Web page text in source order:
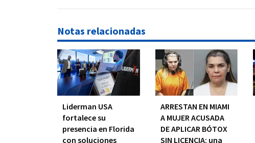
Notas relacionadas
Liderman USA
fortalece su
presencia en Florida
con soluciones
ARRESTAN EN MIAMI
A MUJER ACUSADA
DE APLICAR BÓTOX
SIN LICENCIA: una